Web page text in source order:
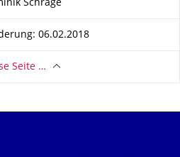
Schrage
06.02.2018
Seite …